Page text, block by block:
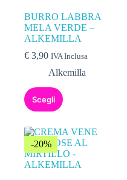
BURRO LABBRA
MELA VERDE –
ALKEMILLA
€ 3,90 IVA Inclusa
Alkemilla
Scegli
-20%